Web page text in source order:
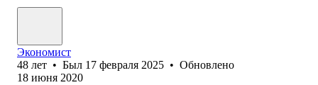
Экономист
48 лет • Был 17 февраля 2025 • Обновлено
18 июня 2020